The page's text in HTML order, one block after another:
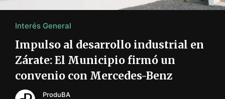
Interés General
Impulso al desarrollo industrial en
Zárate: El Municipio firmó un
convenio con Mercedes-Benz
ProduBA